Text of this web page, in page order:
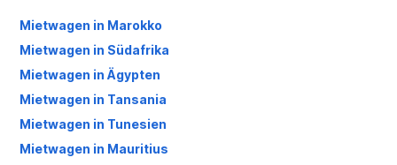
Mietwagen in Marokko
Mietwagen in Südafrika
Mietwagen in Ägypten
Mietwagen in Tansania
Mietwagen in Tunesien
Mietwagen in Mauritius